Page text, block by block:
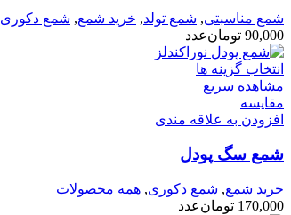
شمع مناسبتی, شمع تولد, خرید شمع, شمع دکوری
90,000 تومانعدد
انتخاب گزینه ها
مشاهده سریع
مقایسه
افزودن به علاقه مندی
شمع سگ پودل
خرید شمع, شمع دکوری, همه محصولات
170,000 تومانعدد